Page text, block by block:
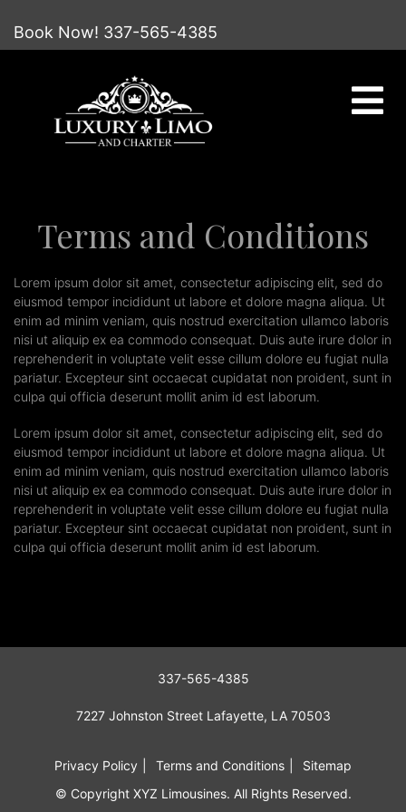
Book Now! 337-565-4385
Terms and Conditions
Lorem ipsum dolor sit amet, consectetur adipiscing elit, sed do
eiusmod tempor incididunt ut labore et dolore magna aliqua. Ut
enim ad minim veniam, quis nostrud exercitation ullamco laboris
nisi ut aliquip ex ea commodo consequat. Duis aute irure dolor in
reprehenderit in voluptate velit esse cillum dolore eu fugiat nulla
pariatur. Excepteur sint occaecat cupidatat non proident, sunt in
culpa qui officia deserunt mollit anim id est laborum.
Lorem ipsum dolor sit amet, consectetur adipiscing elit, sed do
eiusmod tempor incididunt ut labore et dolore magna aliqua. Ut
enim ad minim veniam, quis nostrud exercitation ullamco laboris
nisi ut aliquip ex ea commodo consequat. Duis aute irure dolor in
reprehenderit in voluptate velit esse cillum dolore eu fugiat nulla
pariatur. Excepteur sint occaecat cupidatat non proident, sunt in
culpa qui officia deserunt mollit anim id est laborum.
337-565-4385
7227 Johnston Street Lafayette, LA 70503
© Copyright XYZ Limousines. All Rights Reserved.
Privacy Policy Terms and Conditions Sitemap